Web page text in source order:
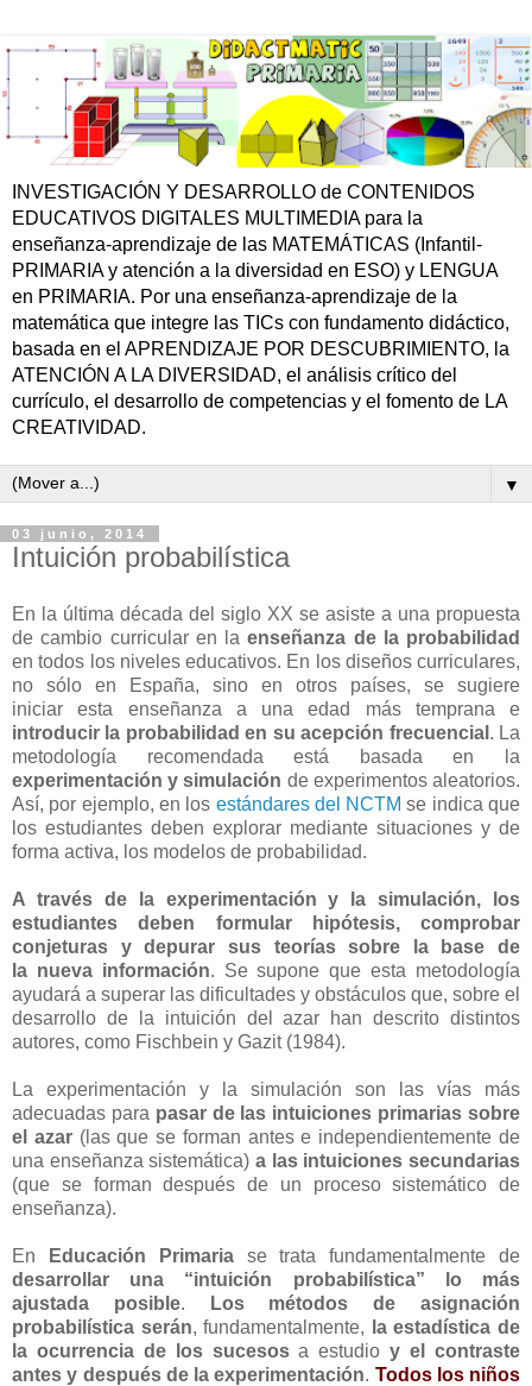
INVESTIGACIÓN Y DESARROLLO de CONTENIDOS
EDUCATIVOS DIGITALES MULTIMEDIA para la
enseñanza-aprendizaje de las MATEMÁTICAS (Infantil-
PRIMARIA y atención a la diversidad en ESO) y LENGUA
en PRIMARIA. Por una enseñanza-aprendizaje de la
matemática que integre las TICs con fundamento didáctico,
basada en el APRENDIZAJE POR DESCUBRIMIENTO, la
ATENCIÓN A LA DIVERSIDAD, el análisis crítico del
currículo, el desarrollo de competencias y el fomento de LA
CREATIVIDAD.
▼
03 junio, 2014
Intuición probabilística
En la última década del siglo XX se asiste a una propuesta
de cambio curricular en laenseñanza de la probabilidad
en todos los niveles educativos. En los diseños curriculares,
no sólo en España, sino en otros países, se sugiere
iniciaresta enseñanza a una edad más temprana e
introducir la probabilidad en su acepción frecuencial . La
metodología recomendada está basada en
la
experimentación y simulación de experimentos aleatorios.
Así, por ejemplo, en los estándares del NCTM se indica que
los estudiantes deben explorar mediante situaciones y de
forma activa, los modelos de probabilidad.
A través de la experimentación y la simulación, los
estudiantes deben formular
hipótesis, comprobar
conjeturas y depurar sus teorías sobre la base de
la nueva información. Se supone que esta metodología
ayudará a superar las dificultades y obstáculos que, sobre el
desarrollo de la intuición delazar han descrito distintos
autores, como Fischbein y Gazit (1984).
La experimentación y la simulación son las vías más
adecuadas para pasar de las intuiciones primarias sobre
el azar(las que se forman antes e independientemente de
una enseñanzasistemática)a las intuiciones secundarias
(que se forman después de un proceso sistemático de
enseñanza).
En Educación Primariase trata fundamentalmente de
desarrollar una “intuición probabilística” lo más
ajustada posible. Los métodos deasignación
probabilística serán, fundamentalmente,
la estadística de
la ocurrencia de los sucesosa estudioy el contraste
antes y después de la experimentación. Todos los niños